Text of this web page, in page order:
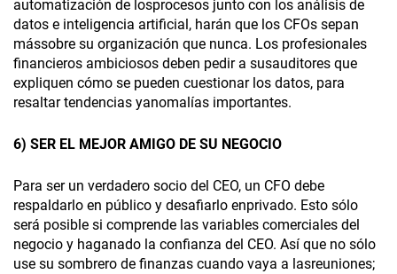
automatización de losprocesos junto con los análisis de
datos e inteligencia artificial, harán que los CFOs sepan
mássobre su organización que nunca. Los profesionales
financieros ambiciosos deben pedir a susauditores que
expliquen cómo se pueden cuestionar los datos, para
resaltar tendencias yanomalías importantes.
6) SER EL MEJOR AMIGO DE SU NEGOCIO
Para ser un verdadero socio del CEO, un CFO debe
respaldarlo en público y desafiarlo enprivado. Esto sólo
será posible si comprende las variables comerciales del
negocio y haganado la confianza del CEO. Así que no sólo
use su sombrero de finanzas cuando vaya a lasreuniones;